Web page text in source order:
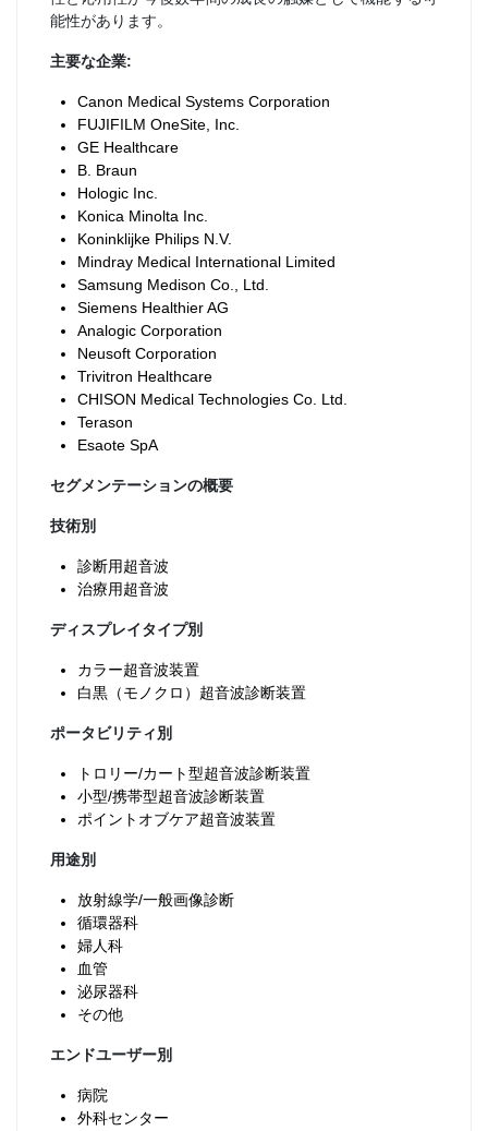
能性があります。
主要な企業:
Canon Medical Systems Corporation
FUJIFILM OneSite, Inc.
GE Healthcare
B. Braun
Hologic Inc.
Konica Minolta Inc.
Koninklijke Philips N.V.
Mindray Medical International Limited
Samsung Medison Co., Ltd.
Siemens Healthier AG
Analogic Corporation
Neusoft Corporation
Trivitron Healthcare
CHISON Medical Technologies Co. Ltd.
Terason
Esaote SpA
セグメンテーションの概要
技術別
診断用超音波
治療用超音波
ディスプレイタイプ別
カラー超音波装置
白黒（モノクロ）超音波診断装置
ポータビリティ別
トロリー/カート型超音波診断装置
小型/携帯型超音波診断装置
ポイントオブケア超音波装置
用途別
放射線学/一般画像診断
循環器科
婦人科
血管
泌尿器科
その他
エンドユーザー別
病院
外科センター